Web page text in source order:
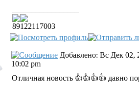
89122117003
Добавлено: Вс Дек 02,
10:02 pm
Отличная новость 👍👍👍👍 давно